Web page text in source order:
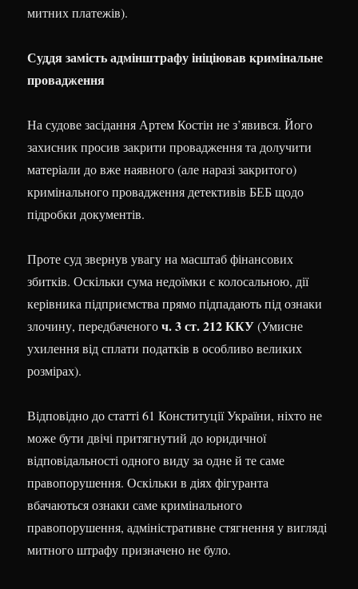
митних платежів).
Суддя замість адмінштрафу ініціював кримінальне
провадження
На судове засідання Артем Костін не з’явився. Його
захисник просив закрити провадження та долучити
матеріали до вже наявного (але наразі закритого)
кримінального провадження детективів БЕБ щодо
підробки документів.
Проте суд звернув увагу на масштаб фінансових
збитків. Оскільки сума недоїмки є колосальною, дії
керівника підприємства прямо підпадають під ознаки
злочину, передбаченогоч. 3 ст. 212 ККУ(Умисне
ухилення від сплати податків в особливо великих
розмірах).
Відповідно до статті 61 Конституції України, ніхто не
може бути двічі притягнутий до юридичної
відповідальності одного виду за одне й те саме
правопорушення. Оскільки в діях фігуранта
вбачаються ознаки саме кримінального
правопорушення, адміністративне стягнення у вигляді
митного штрафу призначено не було.